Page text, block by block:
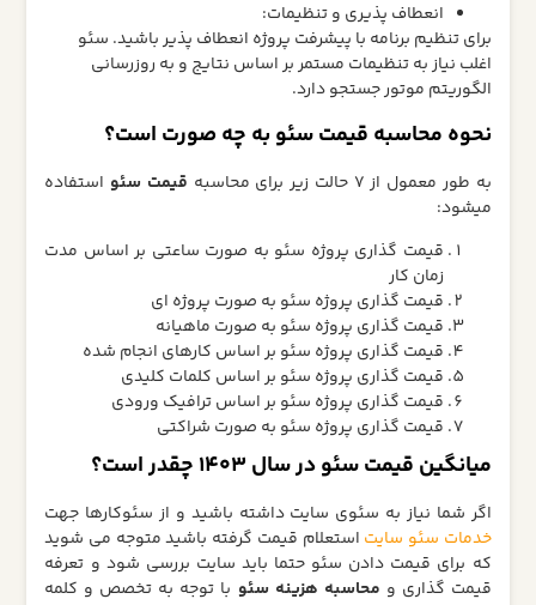
انعطاف پذیری و تنظیمات:
برای تنظیم برنامه با پیشرفت پروژه انعطاف پذیر باشید. سئو
اغلب نیاز به تنظیمات مستمر بر اساس نتایج و به روزرسانی
الگوریتم موتور جستجو دارد.
نحوه محاسبه قیمت سئو به چه صورت است؟
به طور معمول از 7 حالت زیر برای محاسبه قیمت سئواستفاده
میشود:
قیمت گذاری پروژه سئو به صورت ساعتی بر اساس مدت
زمان کار
قیمت گذاری پروژه سئو به صورت پروژه ای
قیمت گذاری پروژه سئو به صورت ماهیانه
قیمت گذاری پروژه سئو بر اساس کارهای انجام شده
قیمت گذاری پروژه سئو بر اساس کلمات کلیدی
قیمت گذاری پروژه سئو بر اساس ترافیک ورودی
قیمت گذاری پروژه سئو به صورت شراکتی
میانگین قیمت سئو در سال 1403 چقدر است؟
اگر شما نیاز به سئوی سایت داشته باشید و از سئوکارها جهت
خدمات سئو سایت استعلام قیمت گرفته باشید متوجه می شوید
که برای قیمت دادن سئو حتما باید سایت بررسی شود و تعرفه
قیمت گذاری و محاسبه هزینه سئو با توجه به تخصص و کلمه